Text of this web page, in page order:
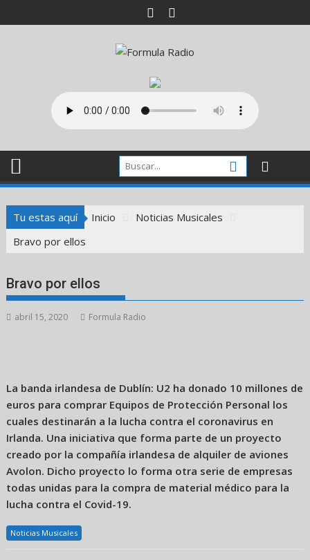
al
Tu estas aquí Inicio
Noticias Musicales
Bravo por ellos
Bravo por ellos
abril 15, 2020 Formula Radio
La banda irlandesa de Dublín: U2 ha donado 10 millones de
euros para comprar Equipos de Protección Personal los
cuales destinarán a la lucha contra el coronavirus en
Irlanda. Una iniciativa que forma parte de un proyecto
creado por la compañía irlandesa de alquiler de aviones
Avolon. Dicho proyecto lo forma otra serie de empresas
todas unidas para la compra de material médico para la
lucha contra el Covid-19.
Noticias Musicales